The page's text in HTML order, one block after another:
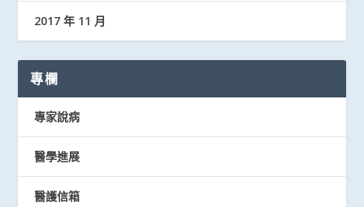
2017 年 11 月
專欄
專家說病
醫學進展
醫護信箱